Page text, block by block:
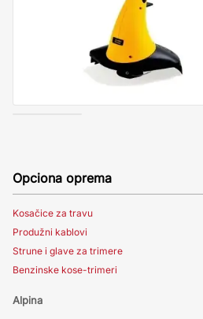
Opciona oprema
Kosačice za travu
Produžni kablovi
Strune i glave za trimere
Benzinske kose-trimeri
Alpina